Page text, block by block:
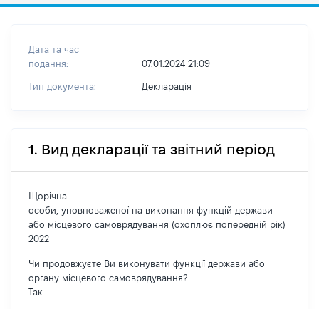
Дата та час
подання:
07.01.2024 21:09
Тип документа: Декларація
1. Вид декларації та звітний період
Щорічна
особи, уповноваженої на виконання функцій держави
або місцевого самоврядування (охоплює попередній рік)
2022
Чи продовжуєте Ви виконувати функції держави або
органу місцевого самоврядування?
Так